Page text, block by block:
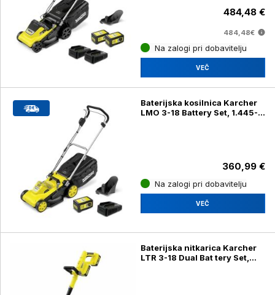
484,48 €
484,48€
Na zalogi pri dobavitelju
VEČ
Baterijska kosilnica Karcher
LMO 3-18 Battery Set, 1.445-
360,99 €
Na zalogi pri dobavitelju
VEČ
Baterijska nitkarica Karcher
LTR 3-18 Dual Bat tery Set,